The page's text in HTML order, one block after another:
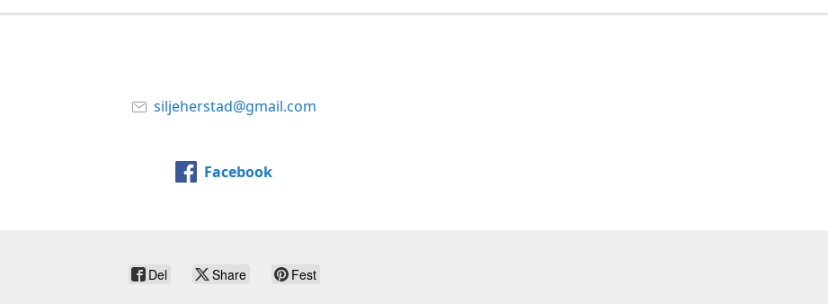
siljeherstad@gmail.com
Facebook
Del Share Fest